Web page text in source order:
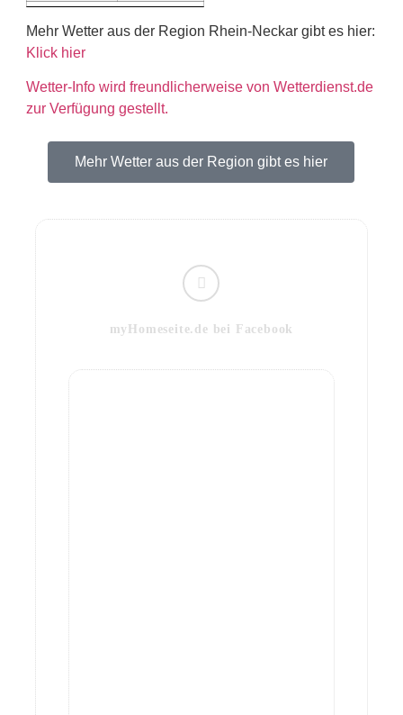
Mehr Wetter aus der Region Rhein-Neckar gibt es hier:
Klick hier
Wetter-Info wird freundlicherweise von Wetterdienst.de
zur Verfügung gestellt.
Mehr Wetter aus der Region gibt es hier
myHomeseite.de bei Facebook